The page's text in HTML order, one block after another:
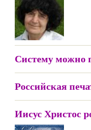
Систему можно
Российская
Иисус Христос